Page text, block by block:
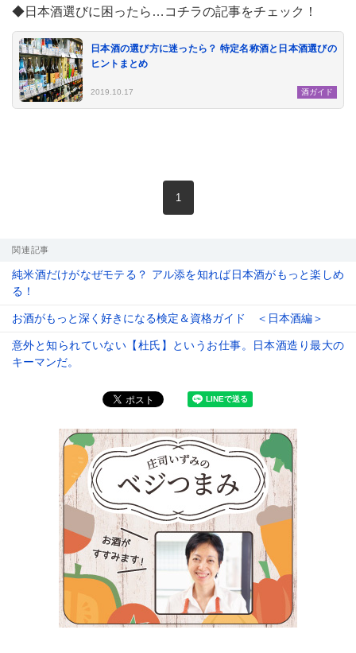
◆日本酒選びに困ったら…コチラの記事をチェック！
日本酒の選び方に迷ったら？ 特定名称酒と日本酒選びの
ヒントまとめ
2019.10.17 酒ガイド
1
関連記事
純米酒だけがなぜモテる？ アル添を知れば日本酒がもっと楽しめ
る！
お酒がもっと深く好きになる検定＆資格ガイド ＜日本酒編＞
意外と知られていない【杜氏】というお仕事。日本酒造り最大の
キーマンだ。